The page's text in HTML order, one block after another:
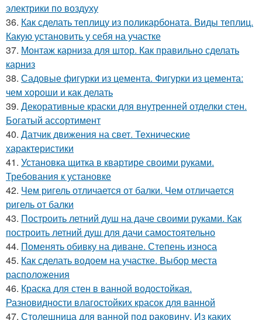
электрики по воздуху
36. Как сделать теплицу из поликарбоната. Виды теплиц.
Какую установить у себя на участке
37. Монтаж карниза для штор. Как правильно сделать
карниз
38. Садовые фигурки из цемента. Фигурки из цемента:
чем хороши и как делать
39. Декоративные краски для внутренней отделки стен.
Богатый ассортимент
40. Датчик движения на свет. Технические
характеристики
41. Установка щитка в квартире своими руками.
Требования к установке
42. Чем ригель отличается от балки. Чем отличается
ригель от балки
43. Построить летний душ на даче своими руками. Как
построить летний душ для дачи самостоятельно
44. Поменять обивку на диване. Степень износа
45. Как сделать водоем на участке. Выбор места
расположения
46. Краска для стен в ванной водостойкая.
Разновидности влагостойких красок для ванной
47. Столешница для ванной под раковину. Из каких